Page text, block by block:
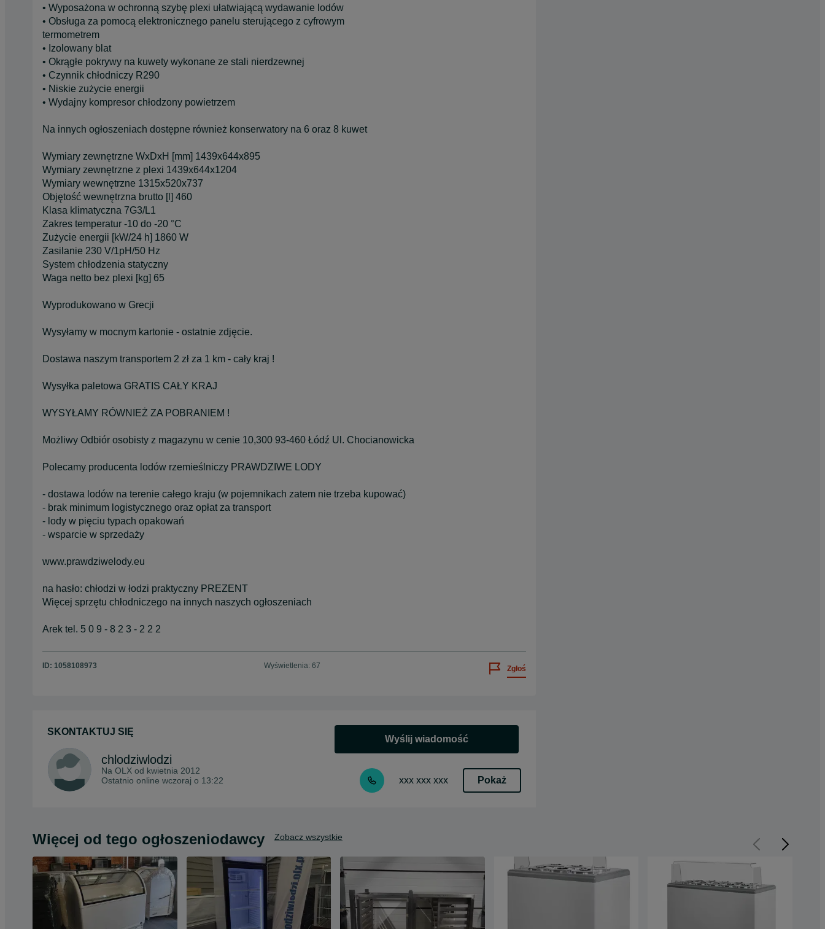
• Wyposażona w ochronną szybę plexi ułatwiającą wydawanie lodów
• Obsługa za pomocą elektronicznego panelu sterującego z cyfrowym
termometrem
• Izolowany blat
• Okrągłe pokrywy na kuwety wykonane ze stali nierdzewnej
• Czynnik chłodniczy R290
• Niskie zużycie energii
• Wydajny kompresor chłodzony powietrzem
Na innych ogłoszeniach dostępne również konserwatory na 6 oraz 8 kuwet
Wymiary zewnętrzne WxDxH [mm] 1439x644x895
Wymiary zewnętrzne z plexi 1439x644x1204
Wymiary wewnętrzne 1315x520x737
Objętość wewnętrzna brutto [l] 460
Klasa klimatyczna 7G3/L1
Zakres temperatur -10 do -20 °C
Zużycie energii [kW/24 h] 1860 W
Zasilanie 230 V/1pH/50 Hz
System chłodzenia statyczny
Waga netto bez plexi [kg] 65
Wyprodukowano w Grecji
Wysyłamy w mocnym kartonie - ostatnie zdjęcie.
Dostawa naszym transportem 2 zł za 1 km - cały kraj !
Wysyłka paletowa GRATIS CAŁY KRAJ
WYSYŁAMY RÓWNIEŻ ZA POBRANIEM !
Możliwy Odbiór osobisty z magazynu w cenie 10,300 93-460 Łódź Ul. Chocianowicka
Polecamy producenta lodów rzemieślniczy PRAWDZIWE LODY
- dostawa lodów na terenie całego kraju (w pojemnikach zatem nie trzeba kupować)
- brak minimum logistycznego oraz opłat za transport
- lody w pięciu typach opakowań
- wsparcie w sprzedaży
www.prawdziwelody.eu
na hasło: chłodzi w łodzi praktyczny PREZENT
Więcej sprzętu chłodniczego na innych naszych ogłoszeniach
Arek tel. 5 0 9 - 8 2 3 - 2 2 2
ID: 1058108973 Wyświetlenia: 67 Zgłoś
SKONTAKTUJ SIĘ
chlodziwlodzi
Na OLX od kwietnia 2012
Ostatnio online wczoraj o 13:22
Wyślij wiadomość
xxx xxx xxx Pokaż
Więcej od tego ogłoszeniodawcy Zobacz wszystkie